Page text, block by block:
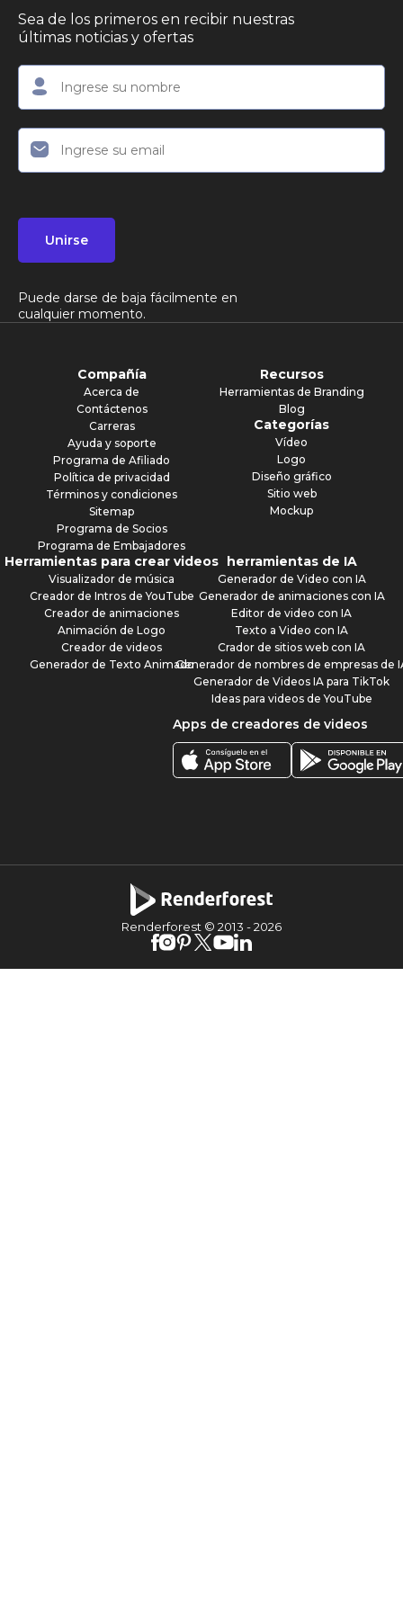
Sea de los primeros en recibir nuestras
últimas noticias y ofertas
Unirse
Puede darse de baja fácilmente en
cualquier momento.
Compañía
Acerca de
Contáctenos
Carreras
Ayuda y soporte
Programa de Afiliado
Política de privacidad
Términos y condiciones
Sitemap
Programa de Socios
Programa de Embajadores
Recursos
Herramientas de Branding
Blog
Categorías
Vídeo
Logo
Diseño gráfico
Sitio web
Mockup
Herramientas para crear videos
Visualizador de música
Creador de Intros de YouTube
Creador de animaciones
Animación de Logo
Creador de videos
Generador de Texto Animado
herramientas de IA
Generador de Video con IA
Generador de animaciones con IA
Editor de video con IA
Texto a Video con IA
Crador de sitios web con IA
Generador de nombres de empresas de
Generador de Videos IA para TikTok
Ideas para videos de YouTube
Apps de creadores de videos
Renderforest © 2013 -2026